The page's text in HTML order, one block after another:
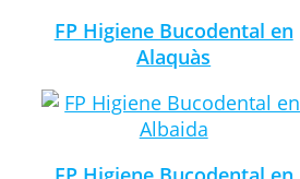
FP Higiene Bucodental en
Alaquàs